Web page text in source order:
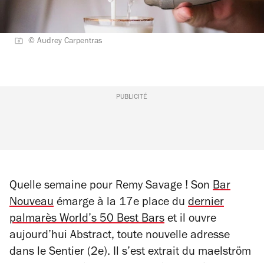
© Audrey Carpentras
PUBLICITÉ
Quelle semaine pour Remy Savage ! Son Bar
Nouveau émarge à la 17e place du dernier
palmarèsWorld’s 50 Best Bars et il ouvre
aujourd’hui Abstract, toute nouvelle adresse
dans le Sentier (2e). Il s’est extrait du maelström